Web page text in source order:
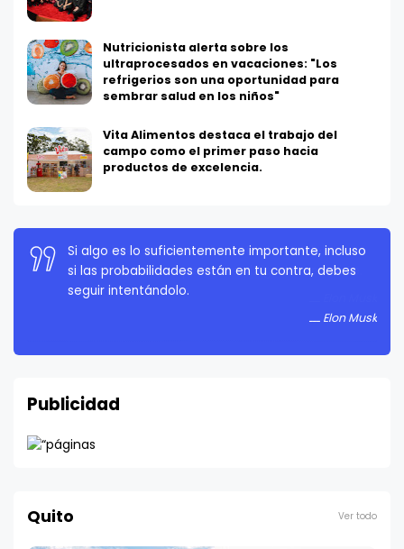
Nutricionista alerta sobre los
ultraprocesados en vacaciones: "Los
refrigerios son una oportunidad para
sembrar salud en los niños"
Vita Alimentos destaca el trabajo del
campo como el primer paso hacia
productos de excelencia.
La persistencia es muy importante. No debes
rendirte a menos que estés obligado a rendirte.
Publicidad
Quito Ver todo